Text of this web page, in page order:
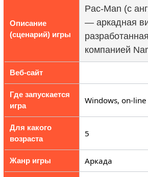
Описание
(сценарий) игры
Pac-Man (с
— аркадная
компанией
Веб-сайт
Где запускается
игра
Windows, on-line
Для какого
возраста
5
Жанр игры Аркада